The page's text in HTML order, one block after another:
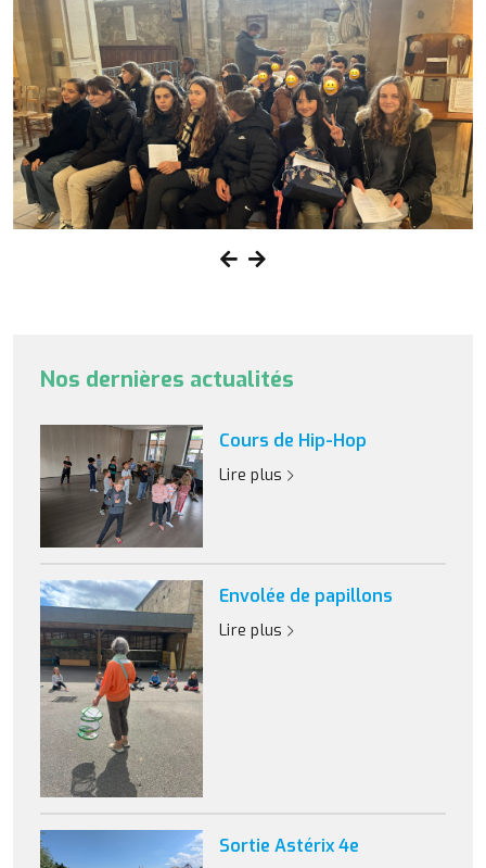
Nos dernières actualités
Cours de Hip-Hop
Lire plus
Envolée de papillons
Lire plus
Sortie Astérix 4e